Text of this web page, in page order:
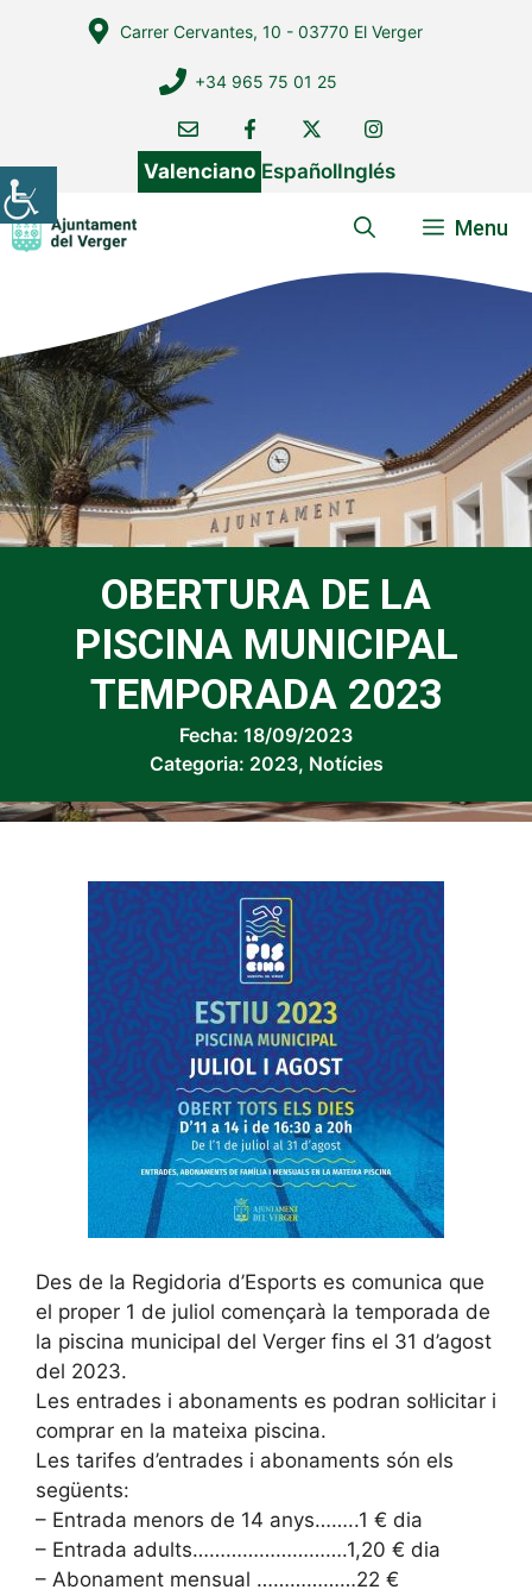
Carrer Cervantes, 10 - 03770 El Verger
+34 965 75 01 25
Valenciano EspañolInglés
Menu
OBERTURA DE LA
PISCINA MUNICIPAL
TEMPORADA 2023
Fecha: 18/09/2023
Categoria: 2023, Notícies
Des de la Regidoria d’Esports es comunica que
el proper 1 de juliol començarà la temporada de
la piscina municipal del Verger fins el 31 d’agost
del 2023.
Les entrades i abonaments es podran sol·licitar i
comprar en la mateixa piscina.
Les tarifes d’entrades i abonaments són els
següents:
– Entrada menors de 14 anys……..1 € dia
– Entrada adults……………………….1,20 € dia
– Abonament mensual ………………22 €